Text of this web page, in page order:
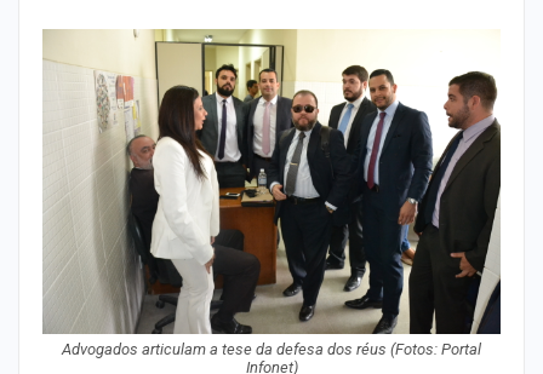
Advogados articulam a tese da defesa dos réus (Fotos: Portal
Infonet)